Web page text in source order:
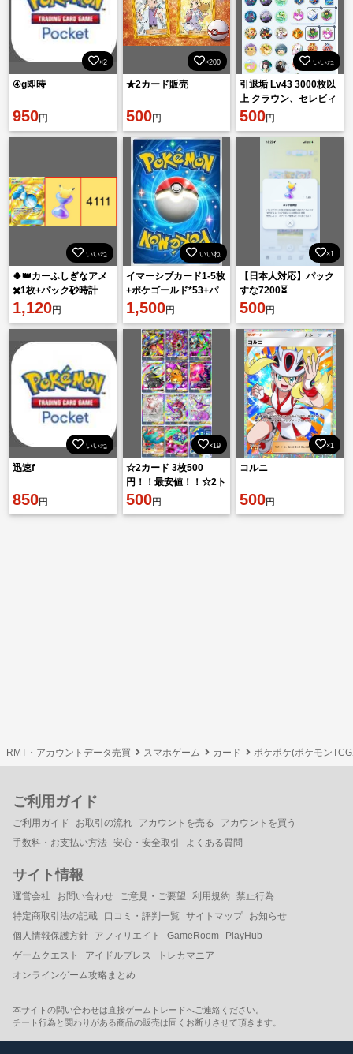
×2
④g即時
950円
×200
★2カード販売
500円
いいね
引退垢 Lv43 3000枚以
上 クラウン、セレビィ
やふしぎなアメ
500円
いいね
🍀👑カーふしぎなアメ
✖️1枚+パック砂時計
4111個🍀
1,120円
いいね
イマーシブカード1-5枚
+ポケゴールド*53+パ
ック砂時計*7700+チャ
レンジ砂時計*3400
1,500円
×1
【日本人対応】パック
すな7200⏳
500円
いいね
迅速f
850円
×19
☆2カード 3枚500
円！！最安値！！☆2ト
レード色違い 虹
500円
×1
コルニ
500円
RMT・アカウントデータ売買 スマホゲーム カード ポケポケ(ポケモン
ご利用ガイド
ご利用ガイド お取引の流れ アカウントを売る
アカウントを買う
手数料・お支払い方法 安心・安全取引 よくある質問
サイト情報
運営会社 お問い合わせ ご意見・ご要望 利用規約
禁止行為
特定商取引法の記載
口コミ・評判一覧 サイトマップ
お知らせ
個人情報保護方針
アフィリエイト GameRoom
PlayHub
ゲームクエスト
アイドルプレス
トレカマニア
オンラインゲーム攻略まとめ
本サイトの問い合わせは直接ゲームトレードへご連絡ください。
チート行為と関わりがある商品の販売は固くお断りさせて頂きます。